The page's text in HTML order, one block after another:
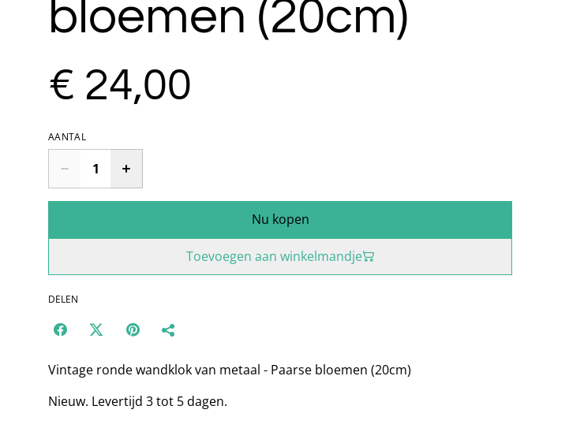
bloemen (20cm)
€ 24,00
AANTAL
Nu kopen
Toevoegen aan winkelmandje
DELEN
Vintage ronde wandklok van metaal - Paarse bloemen (20cm)
Nieuw. Levertijd 3 tot 5 dagen.